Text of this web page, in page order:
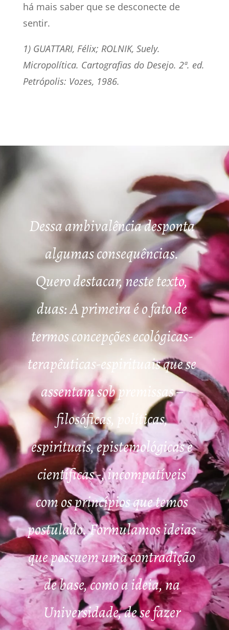
há mais saber que se desconecte de
sentir.
1) GUATTARI, Félix; ROLNIK, Suely.
Micropolítica. Cartografias do Desejo. 2ª. ed.
Petrópolis: Vozes, 1986.
Dessa ambivalência desponta
algumas consequências.
Quero destacar, neste texto,
duas: A primeira é o fato de
termos concepções ecológicas-
terapêuticas-espirituais que se
assentam sob premissas –
filosóficas, políticas,
espirituais, epistemológicas e
científicas -, incompatíveis
com os princípios que temos
postulado. Formulamos ideias
que possuem uma contradição
de base, como a ideia, na
Universidade, de se fazer